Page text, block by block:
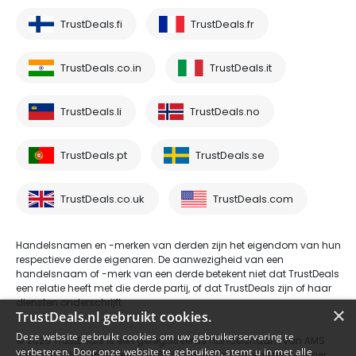
TrustDeals.fi TrustDeals.fr
TrustDeals.co.in TrustDeals.it
TrustDeals.li TrustDeals.no
TrustDeals.pt TrustDeals.se
TrustDeals.co.uk TrustDeals.com
Handelsnamen en -merken van derden zijn het eigendom van hun
respectieve derde eigenaren. De aanwezigheid van een
handelsnaam of -merk van een derde betekent niet dat TrustDeals
een relatie heeft met die derde partij, of dat TrustDeals zijn of haar
diensten onderschrijft.
© 2026 TrustDeals is een geregistreerde handelsnaam van AMS
×
TrustDeals.nl gebruikt cookies.
Deze website gebruikt cookies om uw gebruikerservaring te
verbeteren. Door onze website te gebruiken, stemt u in met alle